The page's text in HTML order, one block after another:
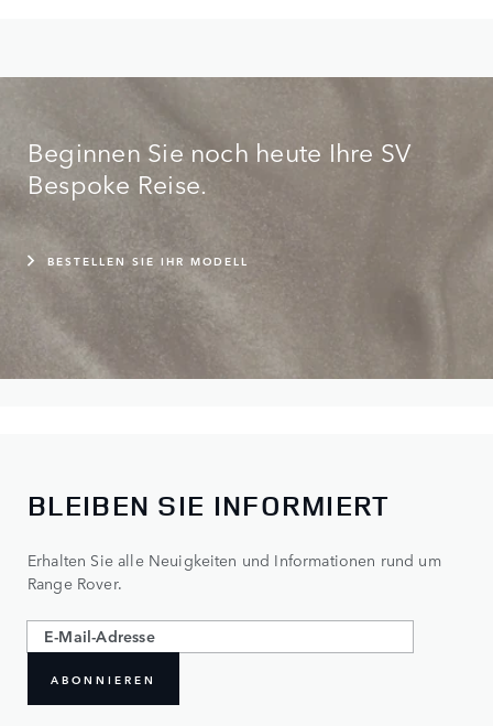
Beginnen Sie noch heute Ihre SV
Bespoke Reise.
BESTELLEN SIE IHR MODELL
BLEIBEN SIE INFORMIERT
Erhalten Sie alle Neuigkeiten und Informationen rund um
Range Rover.
ABONNIEREN